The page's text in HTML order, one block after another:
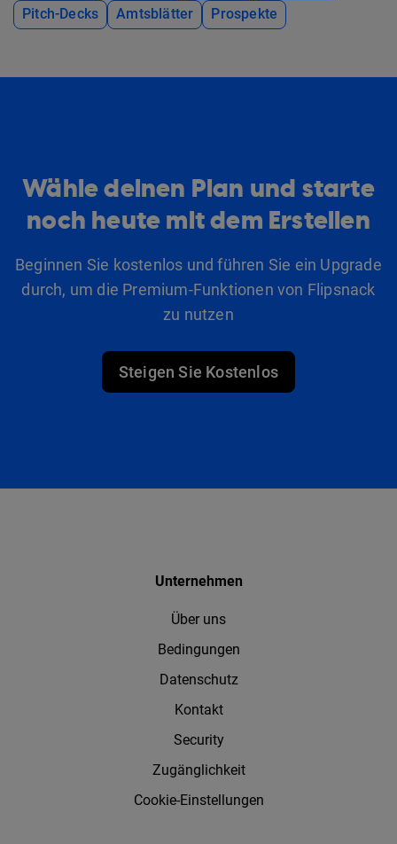
Pitch-Decks
Amtsblätter Prospekte
Wähle deinen Plan und starte
noch heute mit dem Erstellen
Beginnen Sie kostenlos und führen Sie ein Upgrade
durch, um die Premium-Funktionen von Flipsnack
zu nutzen
Steigen Sie Kostenlos
Unternehmen
Über uns
Bedingungen
Datenschutz
Kontakt
Security
Zugänglichkeit
Cookie-Einstellungen